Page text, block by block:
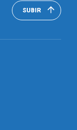
SUBIR